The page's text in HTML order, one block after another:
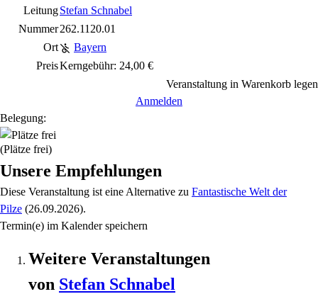
LeitungStefan Schnabel
Nummer262.1120.01
Ort
Bayern
PreisKerngebühr: 24,00 €
Veranstaltung in Warenkorb legen
Anmelden
Belegung:
(Plätze frei)
Unsere Empfehlungen
Diese Veranstaltung ist eine Alternative zu Fantastische Welt der
Pilze (26.09.2026).
Termin(e) im Kalender speichern
Weitere Veranstaltungen
von Stefan Schnabel